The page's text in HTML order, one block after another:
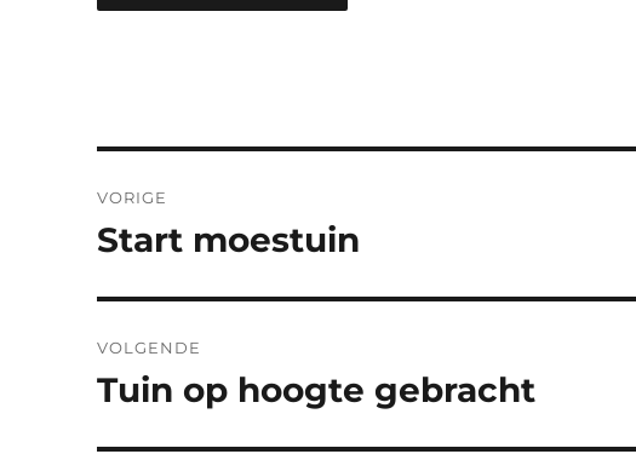
VORIGE
Vorig
Start moestuin
VOLGENDE
Volgend
Tuin op hoogte gebracht